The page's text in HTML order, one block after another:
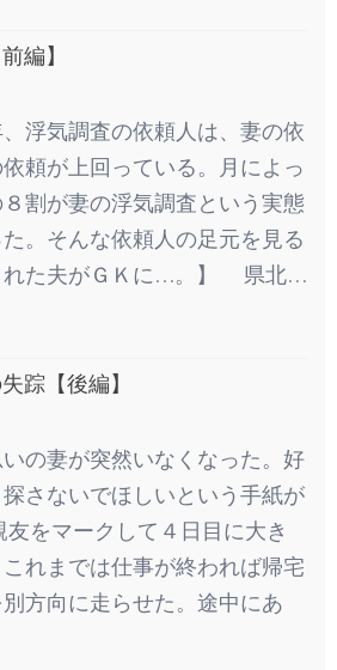
編】
浮気調査の依頼人は、妻の依
頼が上回っている。月によっ
割が妻の浮気調査という実態
。そんな依頼人の足元を見る
れた夫がＧＫに…。】 県北…
踪【後編】
いの妻が突然いなくなった。好
さないでほしいという手紙が
をマークして４日目に大き
れまでは仕事が終われば帰宅
方向に走らせた。途中にあ